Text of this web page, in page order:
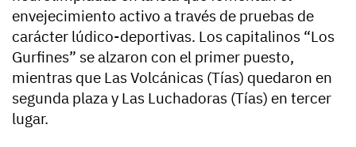
envejecimiento activo a través de pruebas de
carácter lúdico-deportivas. Los capitalinos “Los
Gurfines” se alzaron con el primer puesto,
mientras que Las Volcánicas (Tías) quedaron en
segunda plaza y Las Luchadoras (Tías) en tercer
lugar.